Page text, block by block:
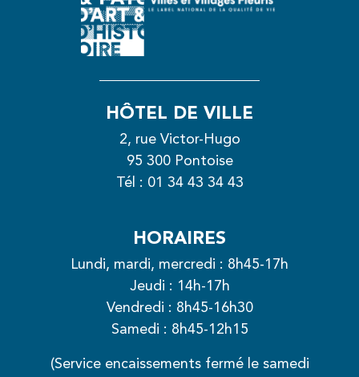
HÔTEL DE VILLE
2, rue Victor-Hugo
95 300 Pontoise
Tél : 01 34 43 34 43
HORAIRES
Lundi, mardi, mercredi : 8h45-17h
Jeudi : 14h-17h
Vendredi : 8h45-16h30
Samedi : 8h45-12h15
(Service encaissements fermé le samedi